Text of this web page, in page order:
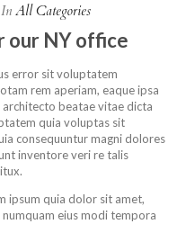
In All Categories
our NY office
error sit voluptatem
rem aperiam, eaque ipsa
beatae vitae dicta
quia voluptas sit
consequuntur magni dolores
inventore veri re talis
ipsum quia dolor sit amet,
eius modi tempora